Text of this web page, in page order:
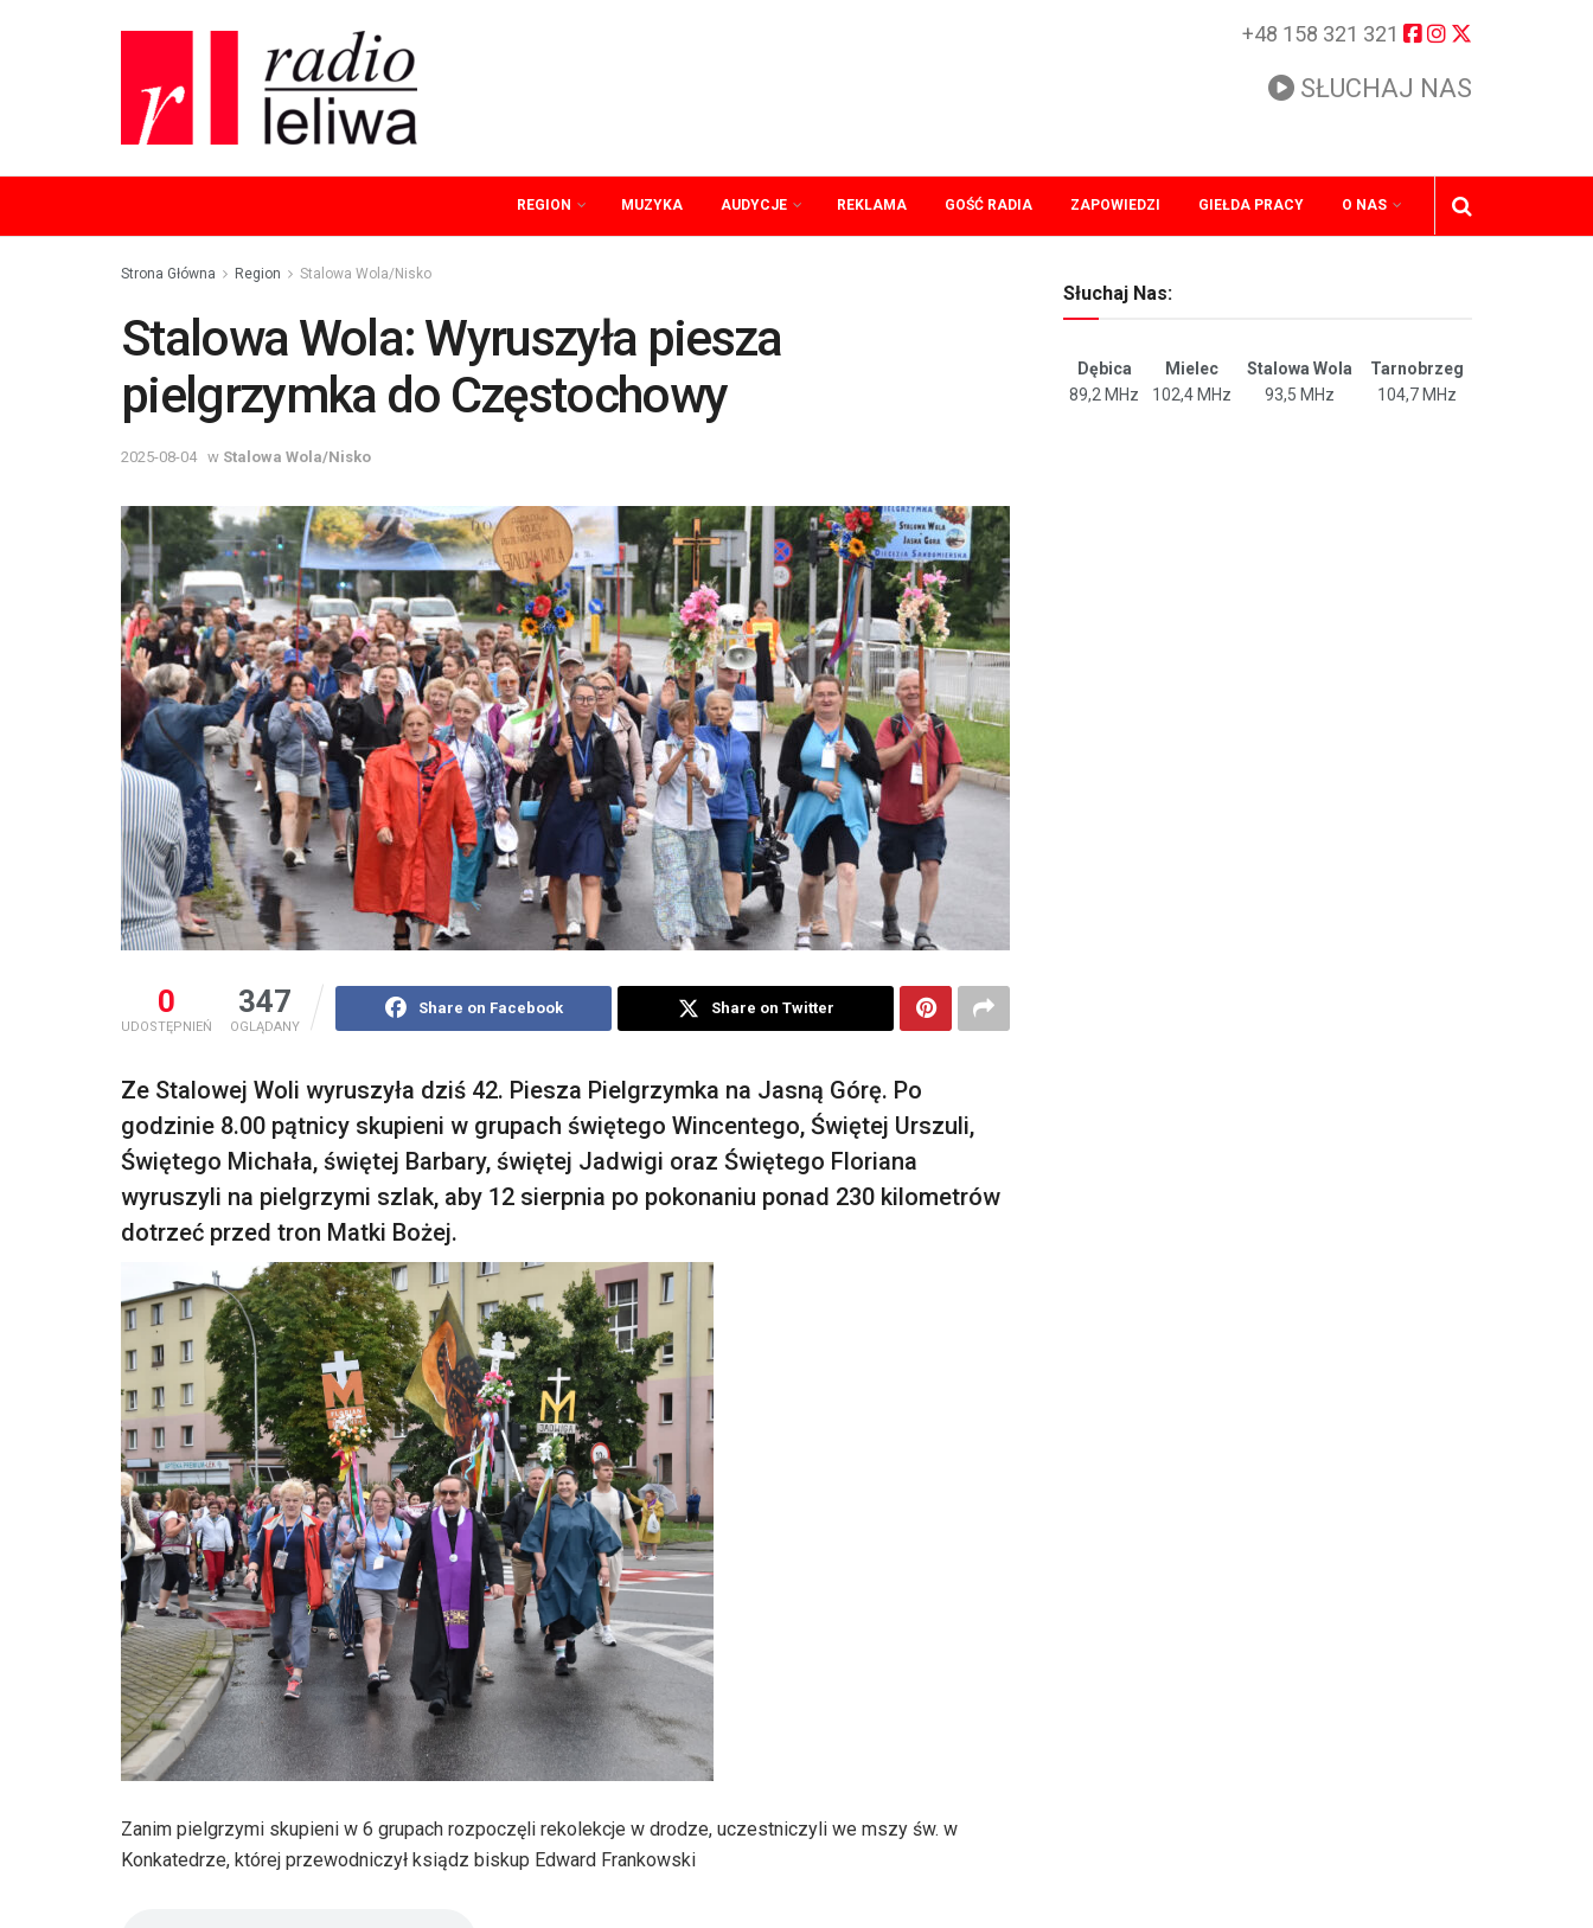
+48 158 321 321
SŁUCHAJ NAS
REGION MUZYKA AUDYCJE REKLAMA GOŚĆ RADIA ZAPOWIEDZI GIEŁDA PRACY O NAS
Strona Główna Region Stalowa Wola/Nisko
Stalowa Wola: Wyruszyła piesza
pielgrzymka do Częstochowy
2025-08-04 w Stalowa Wola/Nisko
0
UDOSTĘPNIEŃ
347
OGLĄDANY
Share on Facebook Share on Twitter
Ze Stalowej Woli wyruszyła dziś 42. Piesza Pielgrzymka na Jasną Górę. Po
godzinie 8.00 pątnicy skupieni w grupach świętego Wincentego, Świętej Urszuli,
Świętego Michała, świętej Barbary, świętej Jadwigi oraz Świętego Floriana
wyruszyli na pielgrzymi szlak, aby 12 sierpnia po pokonaniu ponad 230 kilometrów
dotrzeć przed tron Matki Bożej.
Zanim pielgrzymi skupieni w 6 grupach rozpoczęli rekolekcje w drodze, uczestniczyli we mszy św. w
Konkatedrze, której przewodniczył ksiądz biskup Edward Frankowski
Słuchaj Nas:
Dębica Mielec Stalowa Wola
Tarnobrzeg
89,2 MHz
102,4 MHz 93,5 MHz 104,7 MHz